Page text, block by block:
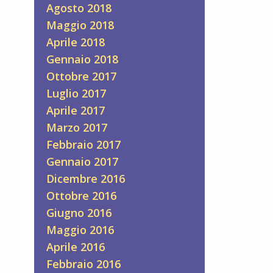
Agosto 2018
Maggio 2018
Aprile 2018
Gennaio 2018
Ottobre 2017
Luglio 2017
Aprile 2017
Marzo 2017
Febbraio 2017
Gennaio 2017
Dicembre 2016
Ottobre 2016
Giugno 2016
Maggio 2016
Aprile 2016
Febbraio 2016